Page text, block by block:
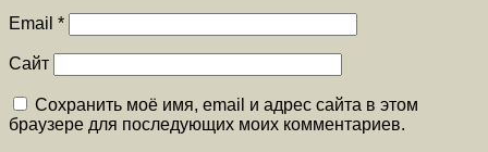
Email *
Сайт
Сохранить моё имя, email и адрес сайта в этом
браузере для последующих моих комментариев.